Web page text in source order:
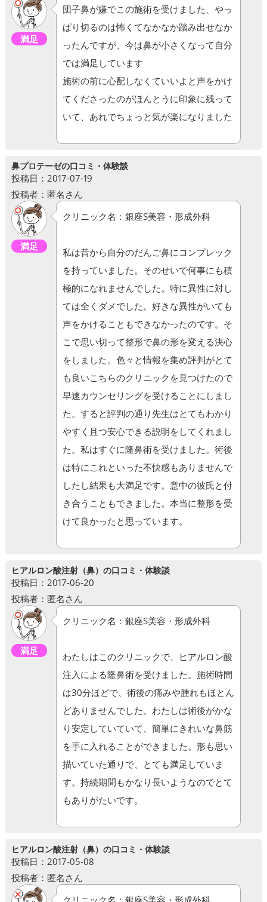
満足
団子鼻が嫌でこの施術を受けました、やっ
ぱり切るのは怖くてなかなか踏み出せなか
ったんですが、今は鼻が小さくなって自分
では満足しています
施術の前に心配しなくていいよと声をかけ
てくださったのがほんとうに印象に残って
いて、あれでちょっと気が楽になりました
鼻プロテーゼの口コミ・体験談
投稿日：2017-07-19
投稿者：匿名さん
満足
クリニック名：銀座S美容・形成外科
私は昔から自分のだんご鼻にコンプレック
を持っていました。そのせいで何事にも積
極的になれませんでした。特に異性に対し
ては全くダメでした。好きな異性がいても
声をかけることもできなかったのです。そ
こで思い切って整形で鼻の形を変える決心
をしました。色々と情報を集め評判がとて
も良いこちらのクリニックを見つけたので
早速カウンセリングを受けることにしまし
た。すると評判の通り先生はとてもわかり
やすく且つ安心できる説明をしてくれまし
た。私はすぐに隆鼻術を受けました。術後
は特にこれといった不快感もありませんで
したし結果も大満足です。意中の彼氏と付
き合うこともできました。本当に整形を受
けて良かったと思っています。
ヒアルロン酸注射（鼻）の口コミ・体験談
投稿日：2017-06-20
投稿者：匿名さん
満足
クリニック名：銀座S美容・形成外科
わたしはこのクリニックで、ヒアルロン酸
注入による隆鼻術を受けました。施術時間
は30分ほどで、術後の痛みや腫れもほとん
どありませんでした。わたしは術後がかな
り安定していていて、簡単にきれいな鼻筋
を手に入れることができました。形も思い
描いていた通りで、とても満足していま
す。持続期間もかなり長いようなのでとて
もありがたいです。
ヒアルロン酸注射（鼻）の口コミ・体験談
投稿日：2017-05-08
投稿者：匿名さん